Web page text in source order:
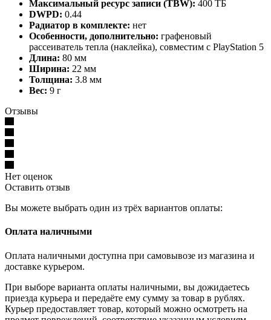
Максимальный ресурс записи (TBW): 400 ТБ
DWPD: 0.44
Радиатор в комплекте: нет
Особенности, дополнительно: графеновый
рассеиватель тепла (наклейка), совместим с PlayStation 5
Длина: 80 мм
Ширина: 22 мм
Толщина: 3.8 мм
Вес: 9 г
Отзывы
Нет оценок
Оставить отзыв
Вы можете выбрать один из трёх вариантов оплаты:
Оплата наличными
Оплата наличными доступна при самовывозе из магазина и
доставке курьером.
При выборе варианта оплаты наличными, вы дожидаетесь
приезда курьера и передаёте ему сумму за товар в рублях.
Курьер предоставляет товар, который можно осмотреть на